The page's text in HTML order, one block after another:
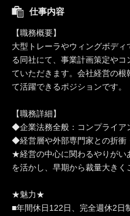
仕事内容
【職務概要】
大型トレーラやウィングボデ
る同社にて、事業計画策定や
ていただきます。会社経営の
て活躍できるポジションです。
【職務詳細】
◆企業法務全般：コンプライア
◆経営層や外部専門家との折衝
★経営の中心に関わるやりがい
を活かし、早期から裁量大き
★魅力★
■年間休日122日、完全週休2日